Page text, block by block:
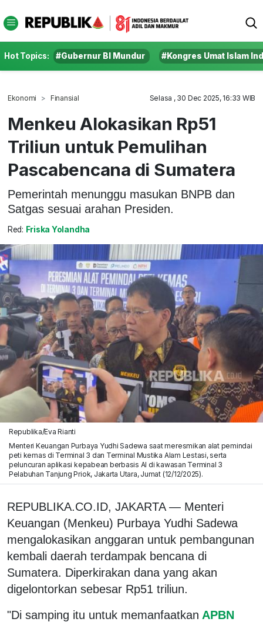
Hot Topics: #Gubernur BI Mundur #Kongres Umat Islam
Ekonomi Finansial Selasa , 30 Dec 2025, 16:33 WIB
Menkeu Alokasikan Rp51
Triliun untuk Pemulihan
Pascabencana di Sumatera
Pemerintah menunggu masukan BNPB dan
Satgas sesuai arahan Presiden.
Red: Friska Yolandha
Republika/Eva Rianti
Menteri Keuangan Purbaya Yudhi Sadewa saat meresmikan alat pemindai
peti kemas di Terminal 3 dan Terminal Mustika Alam Lestasi, serta
peluncuran aplikasi kepabean berbasis AI di kawasan Terminal 3
Pelabuhan Tanjung Priok, Jakarta Utara, Jumat (12/12/2025).
REPUBLIKA.CO.ID, JAKARTA — Menteri
Keuangan (Menkeu) Purbaya Yudhi Sadewa
mengalokasikan anggaran untuk pembangunan
kembali daerah terdampak bencana di
Sumatera. Diperkirakan dana yang akan
digelontorkan sebesar Rp51 triliun.
"Di samping itu untuk memanfaatkan APBN